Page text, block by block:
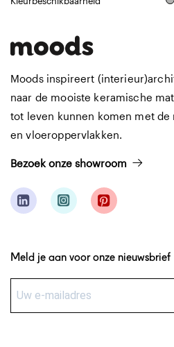
Moods inspireert
naar de mooiste keramische
tot leven kunnen komen met
en vloeroppervlakken.
Bezoek onze showroom
Meld je aan voor onze nieuwsbrief